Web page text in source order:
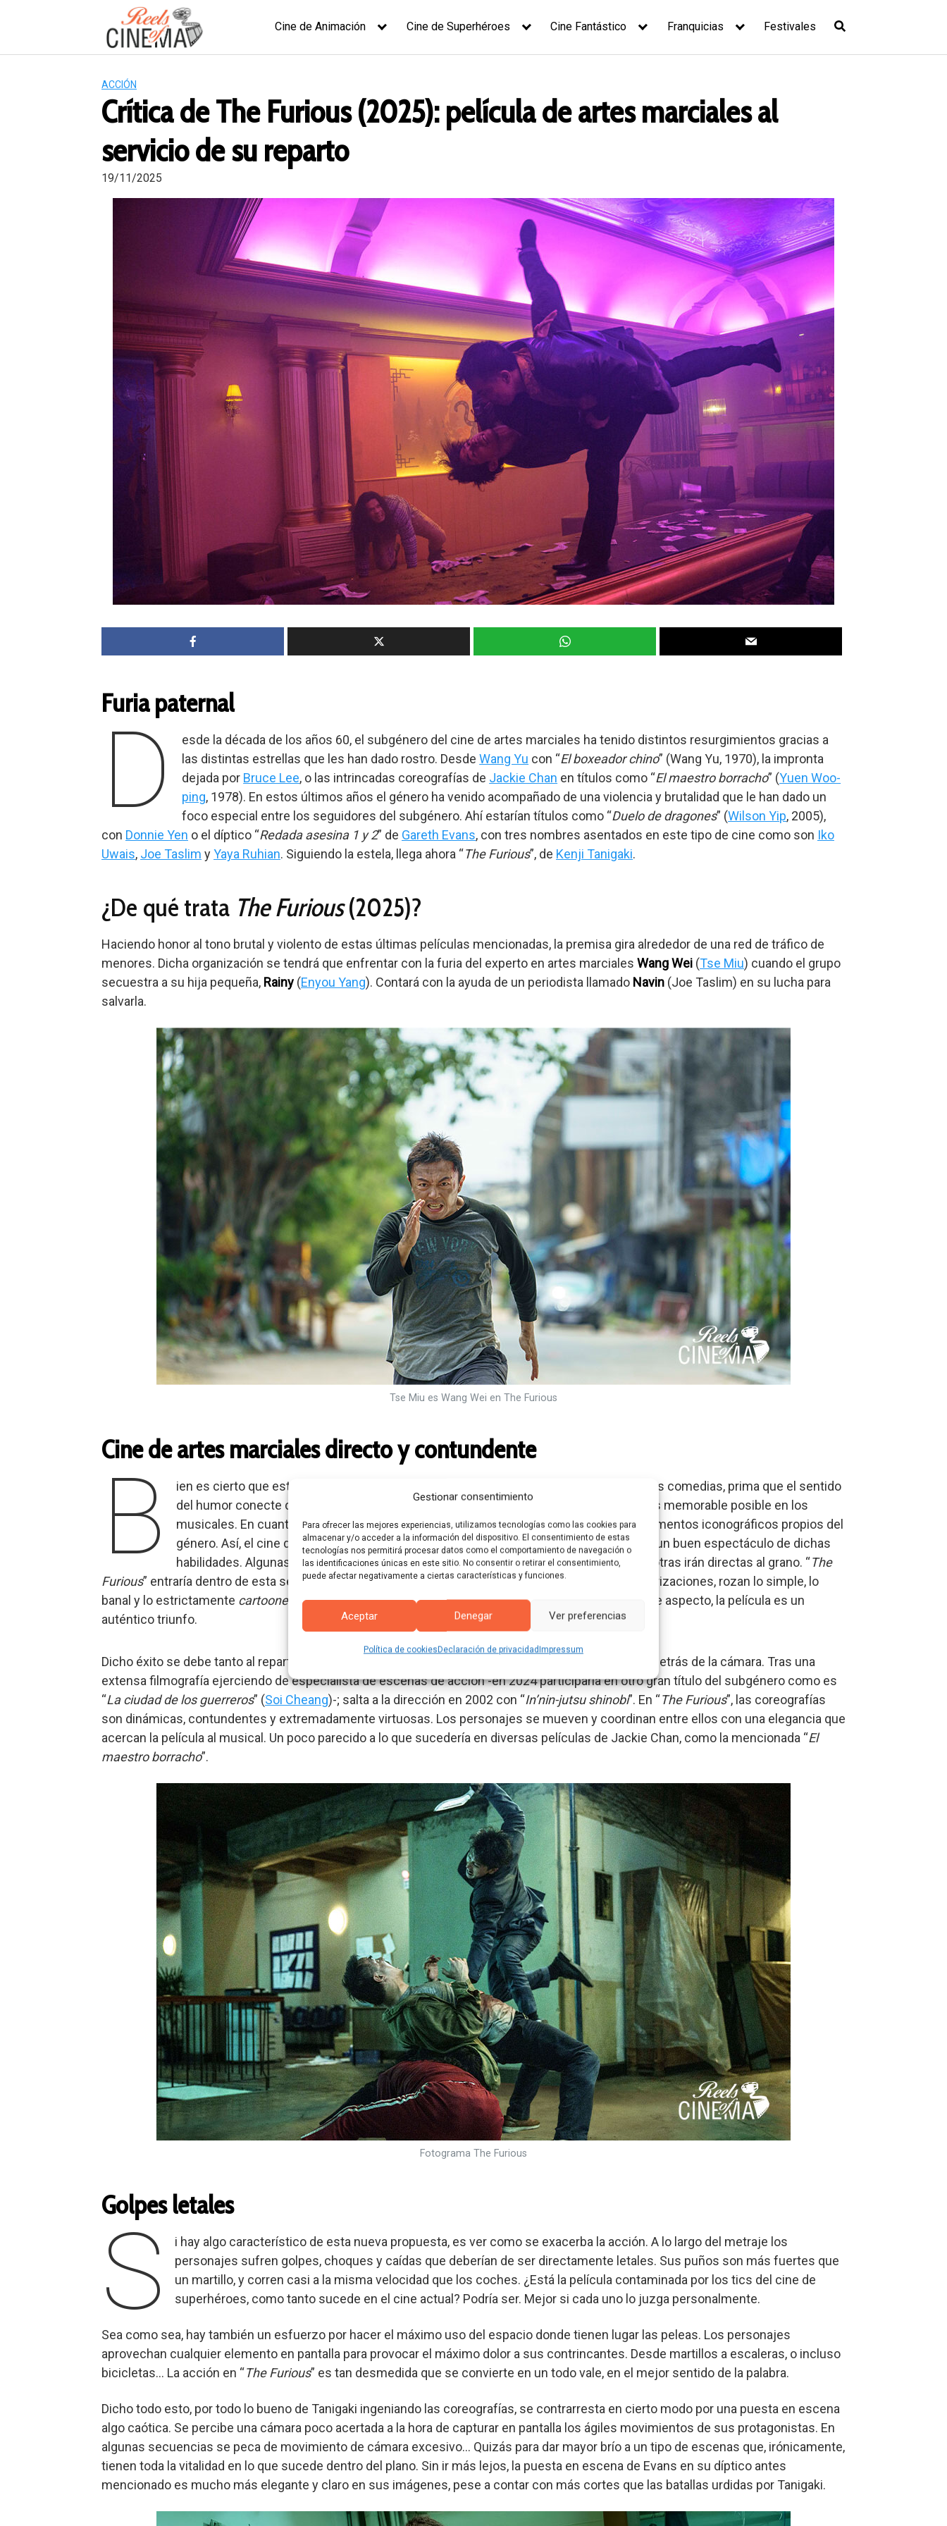
Gestionar consentimiento
Para ofrecer las mejores experiencias, utilizamos tecnologías como las cookies para
almacenar y/o acceder a la información del dispositivo. El consentimiento de estas
tecnologías nos permitirá procesar datos como el comportamiento de navegación o
las identificaciones únicas en este sitio. No consentir o retirar el consentimiento,
puede afectar negativamente a ciertas características y funciones.
Aceptar Denegar Ver preferencias
Política de cookiesDeclaración de privacidad Impressum
Cine de Animación Cine de Superhéroes Cine Fantástico Franquicias Festivales
ACCIÓN
Crítica de The Furious (2025): película de artes marciales al
servicio de su reparto
19/11/2025
Furia paternal
D
esde la década de los años 60, el subgénero del cine de artes marciales ha tenido distintos resurgimientos gracias a
las distintas estrellas que les han dado rostro. DesdeWang Yu con “El boxeador chino” (Wang Yu, 1970), la impronta
dejada por Bruce Lee, o las intrincadas coreografías de Jackie Chan en títulos como “El maestro borracho” (Yuen Woo-
ping, 1978). En estos últimos años el género ha venido acompañado de una violencia y brutalidad que le han dado un
foco especial entre los seguidores del subgénero. Ahí estarían títulos como “Duelo de dragones” (Wilson Yip, 2005),
con Donnie Yen o el díptico “Redada asesina 1 y 2” de Gareth Evans, con tres nombres asentados en este tipo de cine como son Iko
Uwais, Joe Taslim yYaya Ruhian. Siguiendo la estela, llega ahora “The Furious”, de Kenji Tanigaki.
¿De qué trata The Furious(2025)?
Haciendo honor al tono brutal y violento de estas últimas películas mencionadas, la premisa gira alrededor de una red de tráfico de
menores. Dicha organización se tendrá que enfrentar con la furia del experto en artes marciales Wang Wei (Tse Miu) cuando el grupo
secuestra a su hija pequeña, Rainy (Enyou Yang). Contará con la ayuda de un periodista llamado Navin (Joe Taslim) en su lucha para
salvarla.
Tse Miu es Wang Wei en The Furious
Cine de artes marciales directo y contundente
B
ien es cierto que este tipo de géneros se nutren de aquello que los hacen únicos. En las comedias, prima que el sentido
del humor conecte con los espectadores. La música -letras y melodía- debe ser lo más memorable posible en los
musicales. En cuanto al cine de terror, una de dos: o hace pasar miedo, o juega con elementos iconográficos propios del
género. Así, el cine de acción de artes marciales tiene como máxima prioridad ofrecer un buen espectáculo de dichas
habilidades. Algunas películas lo harán con una narrativa más o menos desarrollada, y otras irán directas al grano. “The
Furious” entraría dentro de esta segunda categoría. La historia, al igual que los diálogos y las caracterizaciones, rozan lo simple, lo
banal y lo estrictamente cartoonesco. Todo el peso de la película recae en las coreografías, y, en este aspecto, la película es un
auténtico triunfo.
Dicho éxito se debe tanto al reparto de especialistas de la película, como a la presencia de Tanigaki detrás de la cámara. Tras una
extensa filmografía ejerciendo de especialista de escenas de acción -en 2024 participaría en otro gran título del subgénero como es
“La ciudad de los guerreros” (Soi Cheang)-; salta a la dirección en 2002 con “In’nin-jutsu shinobi”. En “The Furious”, las coreografías
son dinámicas, contundentes y extremadamente virtuosas. Los personajes se mueven y coordinan entre ellos con una elegancia que
acercan la película al musical. Un poco parecido a lo que sucedería en diversas películas de Jackie Chan, como la mencionada “El
maestro borracho”.
Fotograma The Furious
Golpes letales
S
i hay algo característico de esta nueva propuesta, es ver como se exacerba la acción. A lo largo del metraje los
personajes sufren golpes, choques y caídas que deberían de ser directamente letales. Sus puños son más fuertes que
un martillo, y corren casi a la misma velocidad que los coches. ¿Está la película contaminada por los tics del cine de
superhéroes, como tanto sucede en el cine actual? Podría ser. Mejor si cada uno lo juzga personalmente.
Sea como sea, hay también un esfuerzo por hacer el máximo uso del espacio donde tienen lugar las peleas. Los personajes
aprovechan cualquier elemento en pantalla para provocar el máximo dolor a sus contrincantes. Desde martillos a escaleras, o incluso
bicicletas… La acción en “The Furious” es tan desmedida que se convierte en un todo vale, en el mejor sentido de la palabra.
Dicho todo esto, por todo lo bueno de Tanigaki ingeniando las coreografías, se contrarresta en cierto modo por una puesta en escena
algo caótica. Se percibe una cámara poco acertada a la hora de capturar en pantalla los ágiles movimientos de sus protagonistas. En
algunas secuencias se peca de movimiento de cámara excesivo… Quizás para dar mayor brío a un tipo de escenas que, irónicamente,
tienen toda la vitalidad en lo que sucede dentro del plano. Sin ir más lejos, la puesta en escena de Evans en su díptico antes
mencionado es mucho más elegante y claro en sus imágenes, pese a contar con más cortes que las batallas urdidas por Tanigaki.